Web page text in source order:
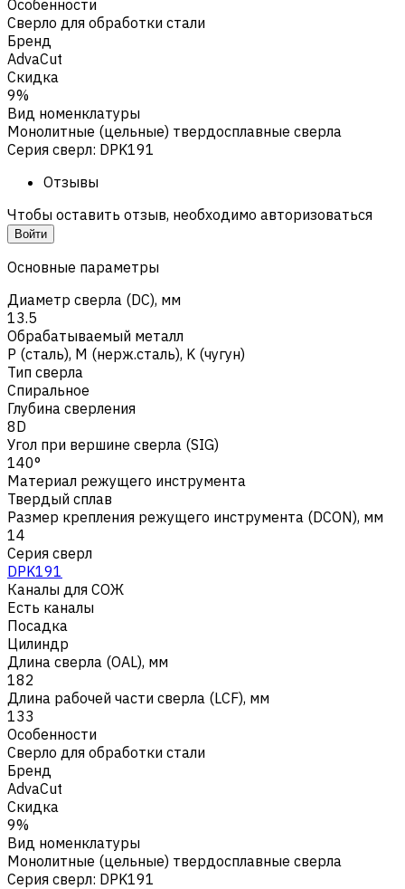
Особенности
Сверло для обработки стали
Бренд
AdvaCut
Скидка
9%
Вид номенклатуры
Монолитные (цельные) твердосплавные сверла
Серия сверл: DPK191
Отзывы
Чтобы оставить отзыв, необходимо авторизоваться
Войти
Основные параметры
Диаметр сверла (DC), мм
13.5
Обрабатываемый металл
Р (сталь), M (нерж.сталь), K (чугун)
Тип сверла
Спиральное
Глубина сверления
8D
Угол при вершине сверла (SIG)
140°
Материал режущего инструмента
Твердый сплав
Размер крепления режущего инструмента (DCON), мм
14
Серия сверл
DPK191
Каналы для СОЖ
Есть каналы
Посадка
Цилиндр
Длина сверла (OAL), мм
182
Длина рабочей части сверла (LCF), мм
133
Особенности
Сверло для обработки стали
Бренд
AdvaCut
Скидка
9%
Вид номенклатуры
Монолитные (цельные) твердосплавные сверла
Серия сверл: DPK191